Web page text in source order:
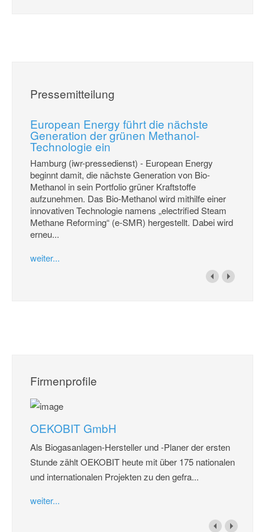
Pressemitteilung
European Energy führt die nächste
Generation der grünen Methanol-
Technologie ein
Hamburg (iwr-pressedienst) - European Energy
beginnt damit, die nächste Generation von Bio-
Methanol in sein Portfolio grüner Kraftstoffe
aufzunehmen. Das Bio-Methanol wird mithilfe einer
innovativen Technologie namens „electrified Steam
Methane Reforming“ (e-SMR) hergestellt. Dabei wird
erneu...
weiter...
Firmenprofile
OEKOBIT GmbH
Als Biogasanlagen-Hersteller und -Planer der ersten
Stunde zählt OEKOBIT heute mit über 175 nationalen
und internationalen Projekten zu den gefra...
weiter...